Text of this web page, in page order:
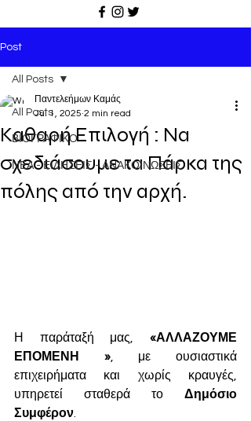
Post
All Posts
ΒΙΟΓΡΑΦΙΚΟ
ΝΕΑ - ΕΙΔΗΣΕΙΣ - ΑΝΑΚΟΙΝΩΣΕΙΣ
All Posts
Καθαρή Επιλογή : Να
σχεδιάσουμε τα Πάρκα της
πόλης από την αρχή.
Παντελεήμων Καμάς
Jul 1, 2025 2 min read
Η παράταξή μας, «ΑΛΛΑΖΟΥΜΕ
ΕΠΟΜΕΝΗ », με ουσιαστικά
επιχειρήματα και χωρίς κραυγές,
υπηρετεί σταθερά το Δημόσιο
Συμφέρον